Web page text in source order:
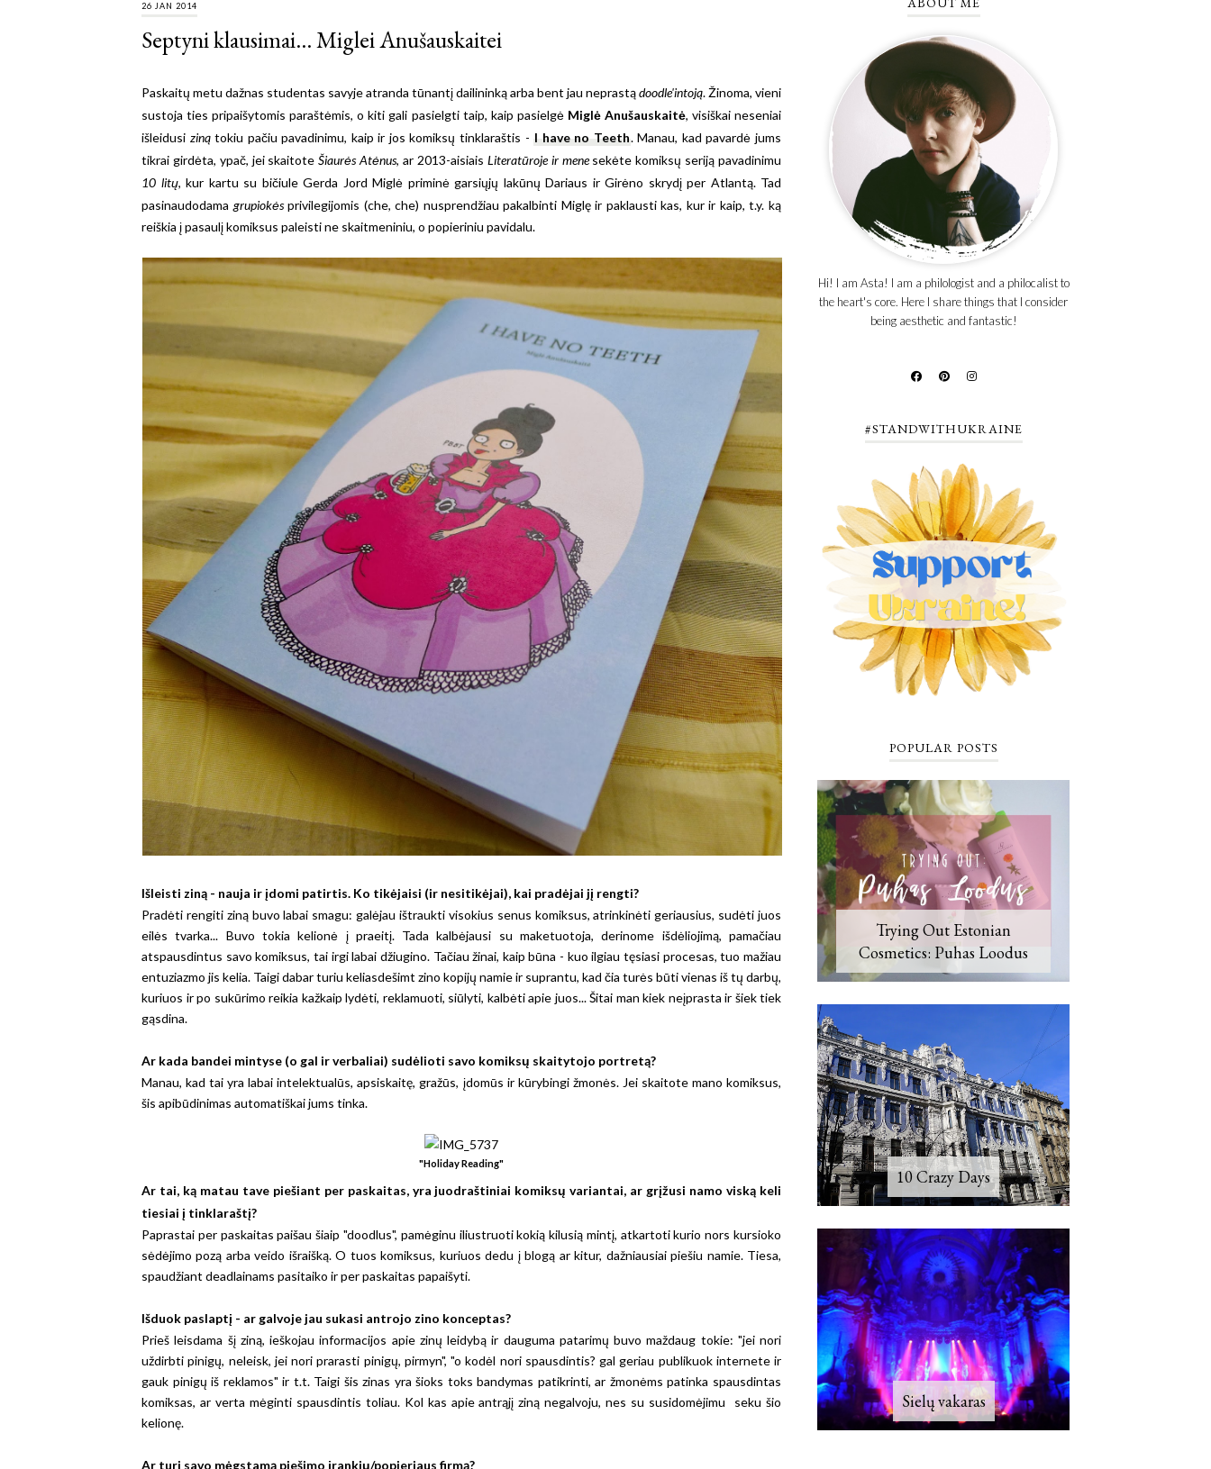
26 JAN 2014
Septyni klausimai... Miglei Anušauskaitei
Paskaitų metu dažnas studentas savyje atranda tūnantį dailininką arba bent jau neprastądoodle'intoją. Žinoma, vieni
sustoja ties pripaišytomis paraštėmis, o kiti gali pasielgti taip, kaip pasielgė Miglė Anušauskaitė, visiškai neseniai
išleidusi zinątokiu pačiu pavadinimu, kaip ir jos komiksų tinklaraštis - I have no Teeth. Manau, kad pavardė jums
tikrai girdėta, ypač, jei skaitoteŠiaurės Atėnus, ar 2013-aisiais Literatūroje ir menesekėte komiksų seriją pavadinimu
10 litų, kur kartu su bičiule Gerda Jord Miglė priminė garsiųjų lakūnų Dariaus ir Girėno skrydį per Atlantą. Tad
pasinaudodama grupiokėsprivilegijomis (che, che) nusprendžiau pakalbinti Miglę ir paklausti kas, kur ir kaip, t.y. ką
reiškia į pasaulį komiksus paleisti ne skaitmeniniu, o popieriniu pavidalu.
Išleisti ziną - nauja ir įdomi patirtis. Ko tikėjaisi (ir nesitikėjai), kai pradėjai jį rengti?
Pradėti rengiti ziną buvo labai smagu: galėjau ištraukti visokius senus komiksus, atrinkinėti geriausius, sudėti juos
eilės tvarka... Buvo tokia kelionė į praeitį. Tada kalbėjausi su maketuotoja, derinome išdėliojimą, pamačiau
atspausdintus savo komiksus, tai irgi labai džiugino. Tačiau žinai, kaip būna - kuo ilgiau tęsiasi procesas, tuo mažiau
entuziazmo jis kelia. Taigi dabar turiu keliasdešimt zino kopijų namie ir suprantu, kad čia turės būti vienas iš tų darbų,
kuriuos ir po sukūrimo reikia kažkaip lydėti, reklamuoti, siūlyti, kalbėti apie juos... Šitai man kiek neįprasta ir šiek tiek
gąsdina.
Ar kada bandei mintyse (o gal ir verbaliai) sudėlioti savo komiksų skaitytojo portretą?
Manau, kad tai yra labai intelektualūs, apsiskaitę, gražūs, įdomūs ir kūrybingi žmonės. Jei skaitote mano komiksus,
šis apibūdinimas automatiškai jums tinka.
"Holiday Reading"
Ar tai, ką matau tave piešiant per paskaitas, yra juodraštiniai komiksų variantai, ar grįžusi namo viską keli
tiesiai į tinklaraštį?
Paprastai per paskaitas paišau šiaip "doodlus", pamėginu iliustruoti kokią kilusią mintį, atkartoti kurio nors kursioko
sėdėjimo pozą arba veido išraišką. O tuos komiksus, kuriuos dedu į blogą ar kitur, dažniausiai piešiu namie. Tiesa,
spaudžiant deadlainams pasitaiko ir per paskaitas papaišyti.
Išduok paslaptį - ar galvoje jau sukasi antrojo zino konceptas?
Prieš leisdama šį ziną, ieškojau informacijos apie zinų leidybą ir dauguma patarimų buvo maždaug tokie: "jei nori
uždirbti pinigų, neleisk, jei nori prarasti pinigų, pirmyn", "o kodėl nori spausdintis? gal geriau publikuok internete ir
gauk pinigų iš reklamos" ir t.t. Taigi šis zinas yra šioks toks bandymas patikrinti, ar žmonėms patinka spausdintas
komiksas, ar verta mėginti spausdintis toliau. Kol kas apie antrąjį ziną negalvoju, nes su susidomėjimu seku šio
kelionę.
Ar turi savo mėgstamą piešimo įrankių/popieriaus firmą?
Hi! I am Asta! I am a philologist and a philocalist to
the heart's core. Here I share things that I consider
being aesthetic and fantastic!
#STANDWITHUKRAINE
POPULAR POSTS
Trying Out Estonian
Cosmetics: Puhas Loodus
10 Crazy Days
Sielų vakaras